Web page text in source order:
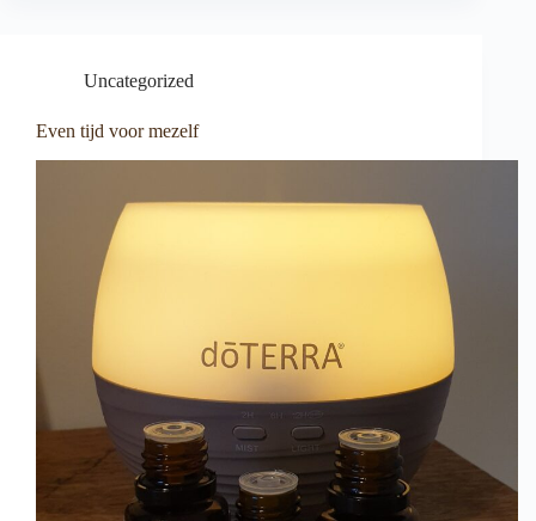
Uncategorized
Even tijd voor mezelf